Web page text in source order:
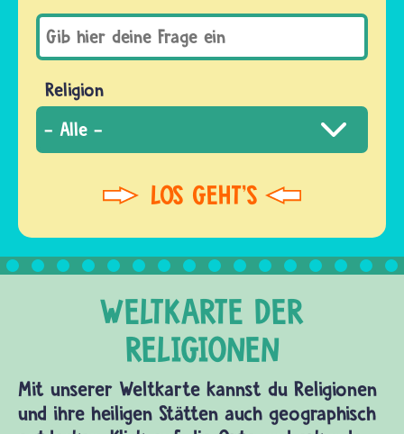
Religion
Mit unserer Weltkarte kannst du Religionen
und ihre heiligen Stätten auch geographisch